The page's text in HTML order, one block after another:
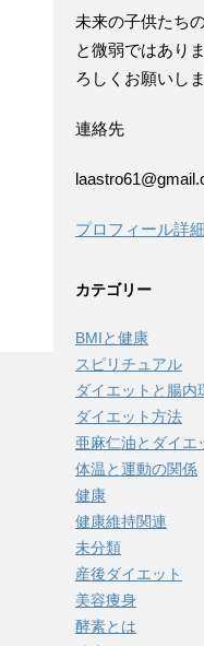
未来の子供たち
と微弱ではあり
ろしくお願いしま
連絡先
プロフィール詳細
カテゴリー
BMIと健康
スピリチュアル
ダイエットと腸内
ダイエット方法
亜麻仁油とダイエ
体温と運動の関係
健康
健康維持関連
未分類
産後ダイエット
美容痩身
酵素とは